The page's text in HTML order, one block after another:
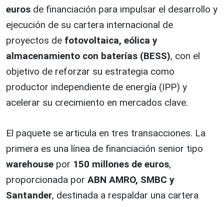
euros de financiación para impulsar el desarrollo y
ejecución de su cartera internacional de
proyectos de fotovoltaica, eólica y
almacenamiento con baterías (BESS), con el
objetivo de reforzar su estrategia como
productor independiente de energía (IPP) y
acelerar su crecimiento en mercados clave.
El paquete se articula en tres transacciones. La
primera es una línea de financiación senior tipo
warehouse por 150 millones de euros,
proporcionada por ABN AMRO, SMBC y
Santander, destinada a respaldar una cartera